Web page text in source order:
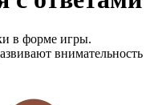
в форме игры.
внимательность